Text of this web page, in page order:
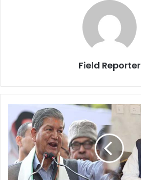
Field Reporter
का
बिगड़
गया
मानसिक
संतुलन’